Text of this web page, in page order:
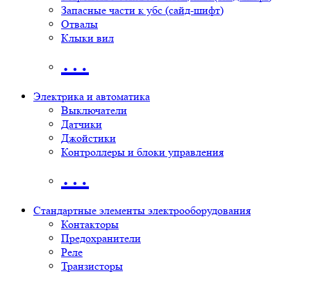
Запасные части к убс (сайд-шифт)
Отвалы
Клыки вил
…
Электрика и автоматика
Выключатели
Датчики
Джойстики
Контроллеры и блоки управления
…
Стандартные элементы электрооборудования
Контакторы
Предохранители
Реле
Транзисторы